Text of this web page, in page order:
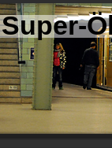
Super-